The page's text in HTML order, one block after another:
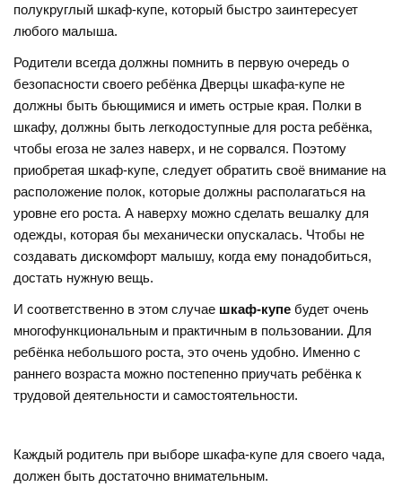
полукруглый шкаф-купе, который быстро заинтересует
любого малыша.
Родители всегда должны помнить в первую очередь о
безопасности своего ребёнка Дверцы шкафа-купе не
должны быть бьющимися и иметь острые края. Полки в
шкафу, должны быть легкодоступные для роста ребёнка,
чтобы егоза не залез наверх, и не сорвался. Поэтому
приобретая шкаф-купе, следует обратить своё внимание на
расположение полок, которые должны располагаться на
уровне его роста. А наверху можно сделать вешалку для
одежды, которая бы механически опускалась. Чтобы не
создавать дискомфорт малышу, когда ему понадобиться,
достать нужную вещь.
И соответственно в этом случае шкаф-купе будет очень
многофункциональным и практичным в пользовании. Для
ребёнка небольшого роста, это очень удобно. Именно с
раннего возраста можно постепенно приучать ребёнка к
трудовой деятельности и самостоятельности.
Каждый родитель при выборе шкафа-купе для своего чада,
должен быть достаточно внимательным.